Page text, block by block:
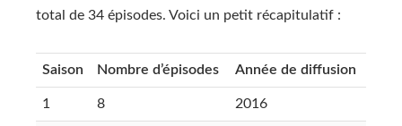
total de 34 épisodes. Voici un petit récapitulatif :
Saison Nombre d’épisodes Année de diffusion
1 8 2016